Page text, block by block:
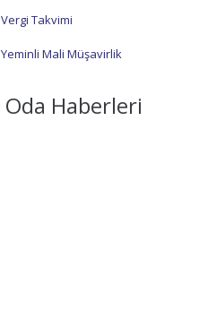
Vergi Takvimi
Yeminli Mali Müşavirlik
Oda Haberleri